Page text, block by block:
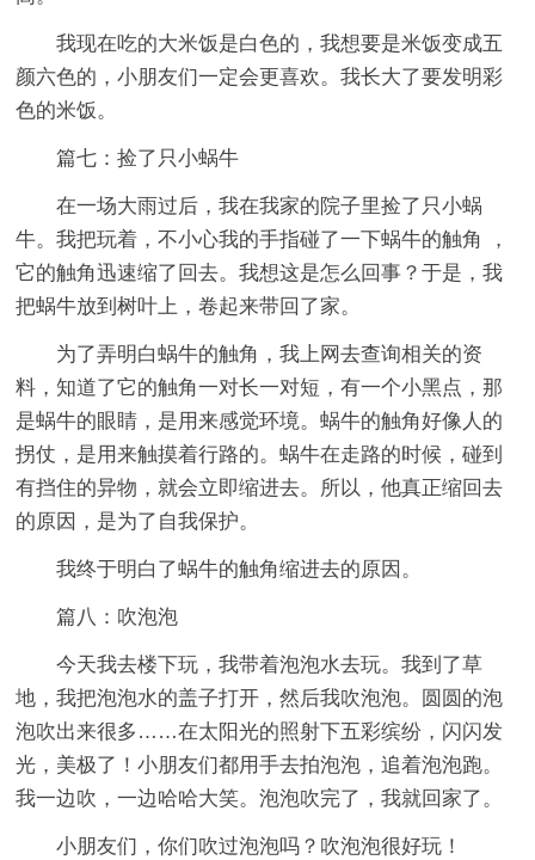
我现在吃的大米饭是白色的，我想要是米饭变成五
颜六色的，小朋友们一定会更喜欢。我长大了要发明彩
色的米饭。
篇七：捡了只小蜗牛
在一场大雨过后，我在我家的院子里捡了只小蜗
牛。我把玩着，不小心我的手指碰了一下蜗牛的触角 ，
它的触角迅速缩了回去。我想这是怎么回事？于是，我
把蜗牛放到树叶上，卷起来带回了家。
为了弄明白蜗牛的触角，我上网去查询相关的资
料，知道了它的触角一对长一对短，有一个小黑点，那
是蜗牛的眼睛，是用来感觉环境。蜗牛的触角好像人的
拐仗，是用来触摸着行路的。蜗牛在走路的时候，碰到
有挡住的异物，就会立即缩进去。所以，他真正缩回去
的原因，是为了自我保护。
我终于明白了蜗牛的触角缩进去的原因。
篇八：吹泡泡
今天我去楼下玩，我带着泡泡水去玩。我到了草
地，我把泡泡水的盖子打开，然后我吹泡泡。圆圆的泡
泡吹出来很多……在太阳光的照射下五彩缤纷，闪闪发
光，美极了！小朋友们都用手去拍泡泡，追着泡泡跑。
我一边吹，一边哈哈大笑。泡泡吹完了，我就回家了。
小朋友们，你们吹过泡泡吗？吹泡泡很好玩！